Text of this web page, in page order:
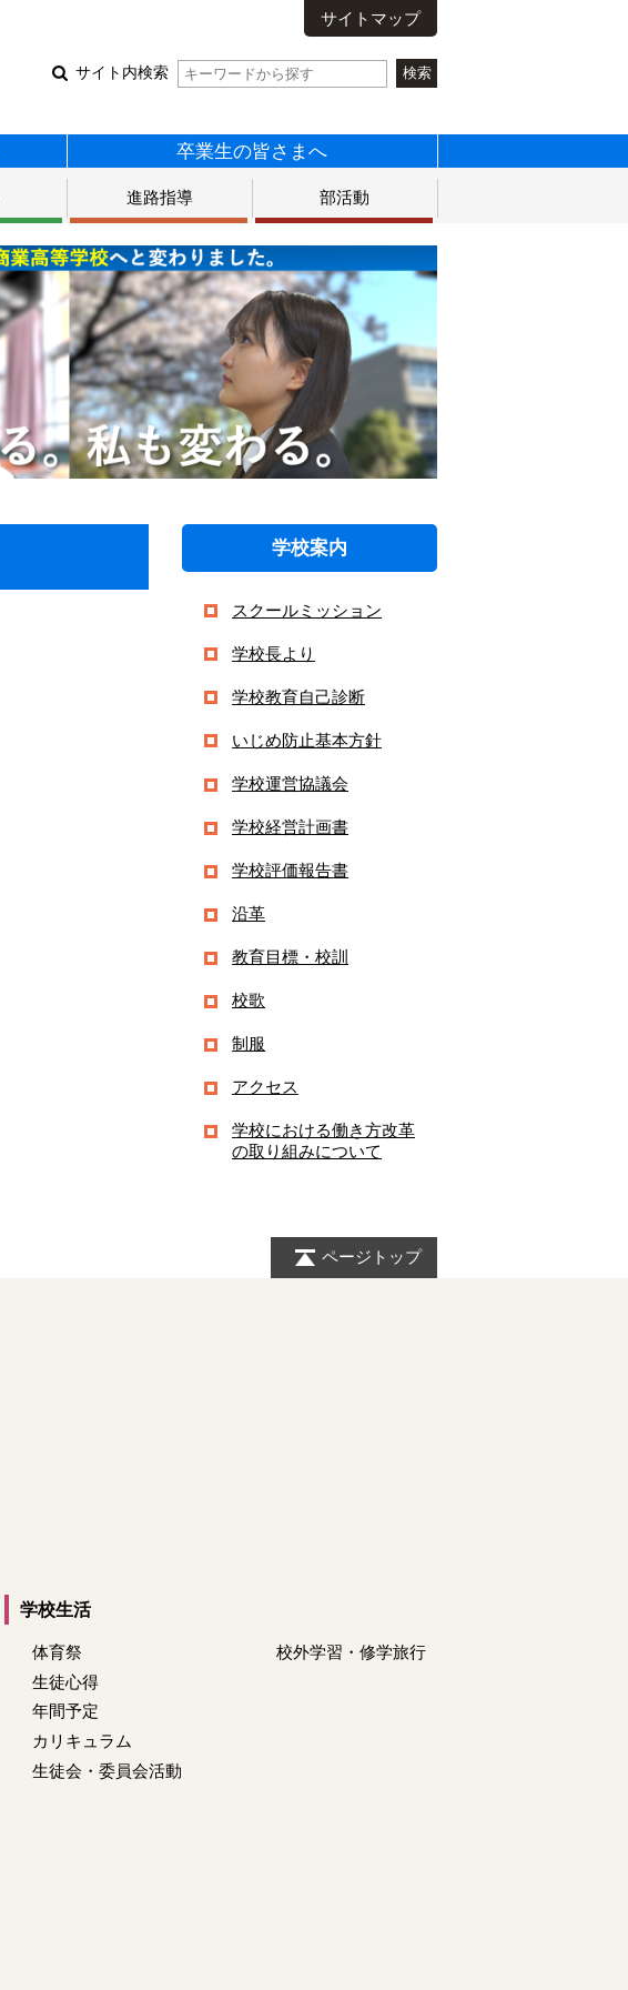
サイトマップ
サイト内検索
卒業生の皆さまへ
進路指導 部活動
学校案内
スクールミッション
学校長より
学校教育自己診断
いじめ防止基本方針
学校運営協議会
学校経営計画書
学校評価報告書
沿革
教育目標・校訓
校歌
制服
アクセス
学校における働き方改革
の取り組みについて
ページトップ
学校生活
体育祭
生徒心得
年間予定
カリキュラム
生徒会・委員会活動
校外学習・修学旅行